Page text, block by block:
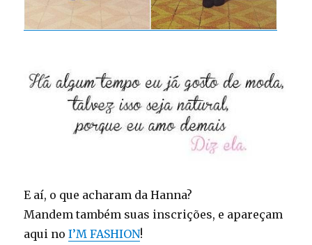
E aí, o que acharam da Hanna?
Mandem também suas inscrições, e apareçam
aqui noI’M FASHION!